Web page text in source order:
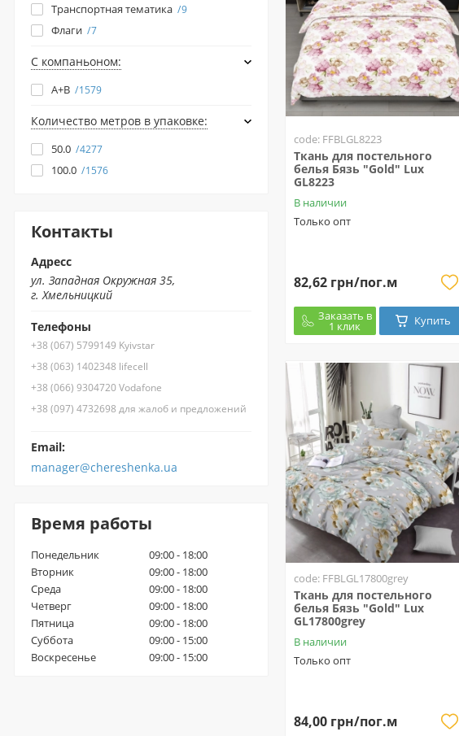
code: FFBLGL8223
Ткань для постельного
белья Бязь "Gold" Lux
GL8223
В наличии
Только опт
82,62 грн/пог.м
Заказать в
1 клик Купить
code: FFBLGL17800grey
Ткань для постельного
белья Бязь "Gold" Lux
GL17800grey
В наличии
Только опт
84,00 грн/пог.м
Транспортная тематика 9
Флаги 7
С компаньоном:
A+B 1579
Количество метров в упаковке:
50.0 4277
100.0 1576
Контакты
Адресс
ул. Западная Окружная 35,
г. Хмельницкий
Телефоны
+38 (067) 5799149 Kyivstar
+38 (063) 1402348 lifecell
+38 (066) 9304720 Vodafone
+38 (097) 4732698 для жалоб и предложений
Email:
manager@chereshenka.ua
Время работы
Понедельник
09:00 - 18:00
Вторник
09:00 - 18:00
Среда
09:00 - 18:00
Четверг
09:00 - 18:00
Пятница
09:00 - 18:00
Суббота
09:00 - 15:00
Воскресенье
09:00 - 15:00